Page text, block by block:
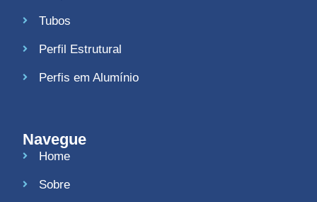
Tubos
Perfil Estrutural
Perfis em Alumínio
Navegue
Home
Sobre